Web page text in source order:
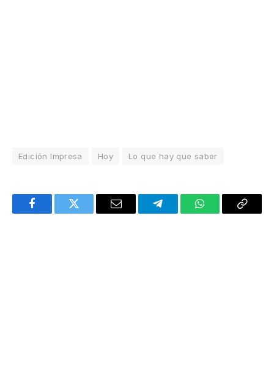
Edición Impresa Hoy Lo que hay que saber
FacebookTwitter Email TelegramWhatsAppCopy